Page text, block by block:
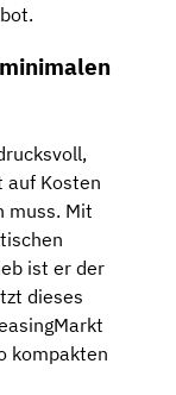
auf Kosten
muss. Mit
ist er der
dieses
kompakten